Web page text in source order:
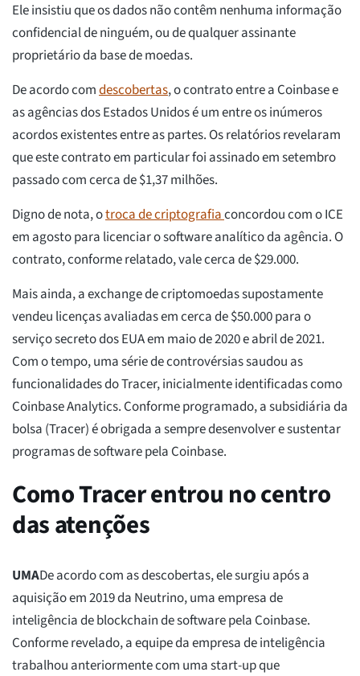
Ele insistiu que os dados não contêm nenhuma informação
confidencial de ninguém, ou de qualquer assinante
proprietário da base de moedas.
De acordo comdescobertas, o contrato entre a Coinbase e
as agências dos Estados Unidos é um entre os inúmeros
acordos existentes entre as partes. Os relatórios revelaram
que este contrato em particular foi assinado em setembro
passado com cerca de $1,37 milhões.
Digno de nota, otroca de criptografiaconcordou com o ICE
em agosto para licenciar o software analítico da agência. O
contrato, conforme relatado, vale cerca de $29.000.
Mais ainda, a exchange de criptomoedas supostamente
vendeu licenças avaliadas em cerca de $50.000 para o
serviço secreto dos EUA em maio de 2020 e abril de 2021.
Com o tempo, uma série de controvérsias saudou as
funcionalidades do Tracer, inicialmente identificadas como
Coinbase Analytics. Conforme programado, a subsidiária da
bolsa (Tracer) é obrigada a sempre desenvolver e sustentar
programas de software pela Coinbase.
Como Tracer entrou no centro
das atenções
UMADe acordo com as descobertas, ele surgiu após a
aquisição em 2019 da Neutrino, uma empresa de
inteligência de blockchain de software pela Coinbase.
Conforme revelado, a equipe da empresa de inteligência
trabalhou anteriormente com uma start-up que